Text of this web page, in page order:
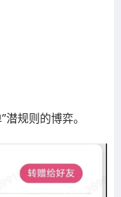
规则的博弈。